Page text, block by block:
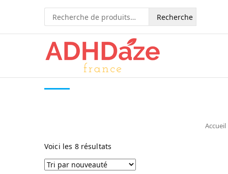
Recherche
pour :
Accueil
Voici les 8 résultats